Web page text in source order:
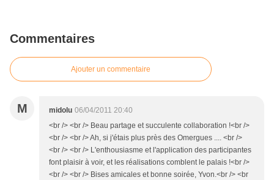
Commentaires
Ajouter un commentaire
M midolu 06/04/2011 20:40
<br /> <br /> Beau partage et succulente collaboration !<br />
<br /> <br /> Ah, si j'étais plus près des Omergues .... <br />
<br /> <br /> L'enthousiasme et l'application des participantes
font plaisir à voir, et les réalisations comblent le palais !<br />
<br /> <br /> Bises amicales et bonne soirée, Yvon.<br /> <br